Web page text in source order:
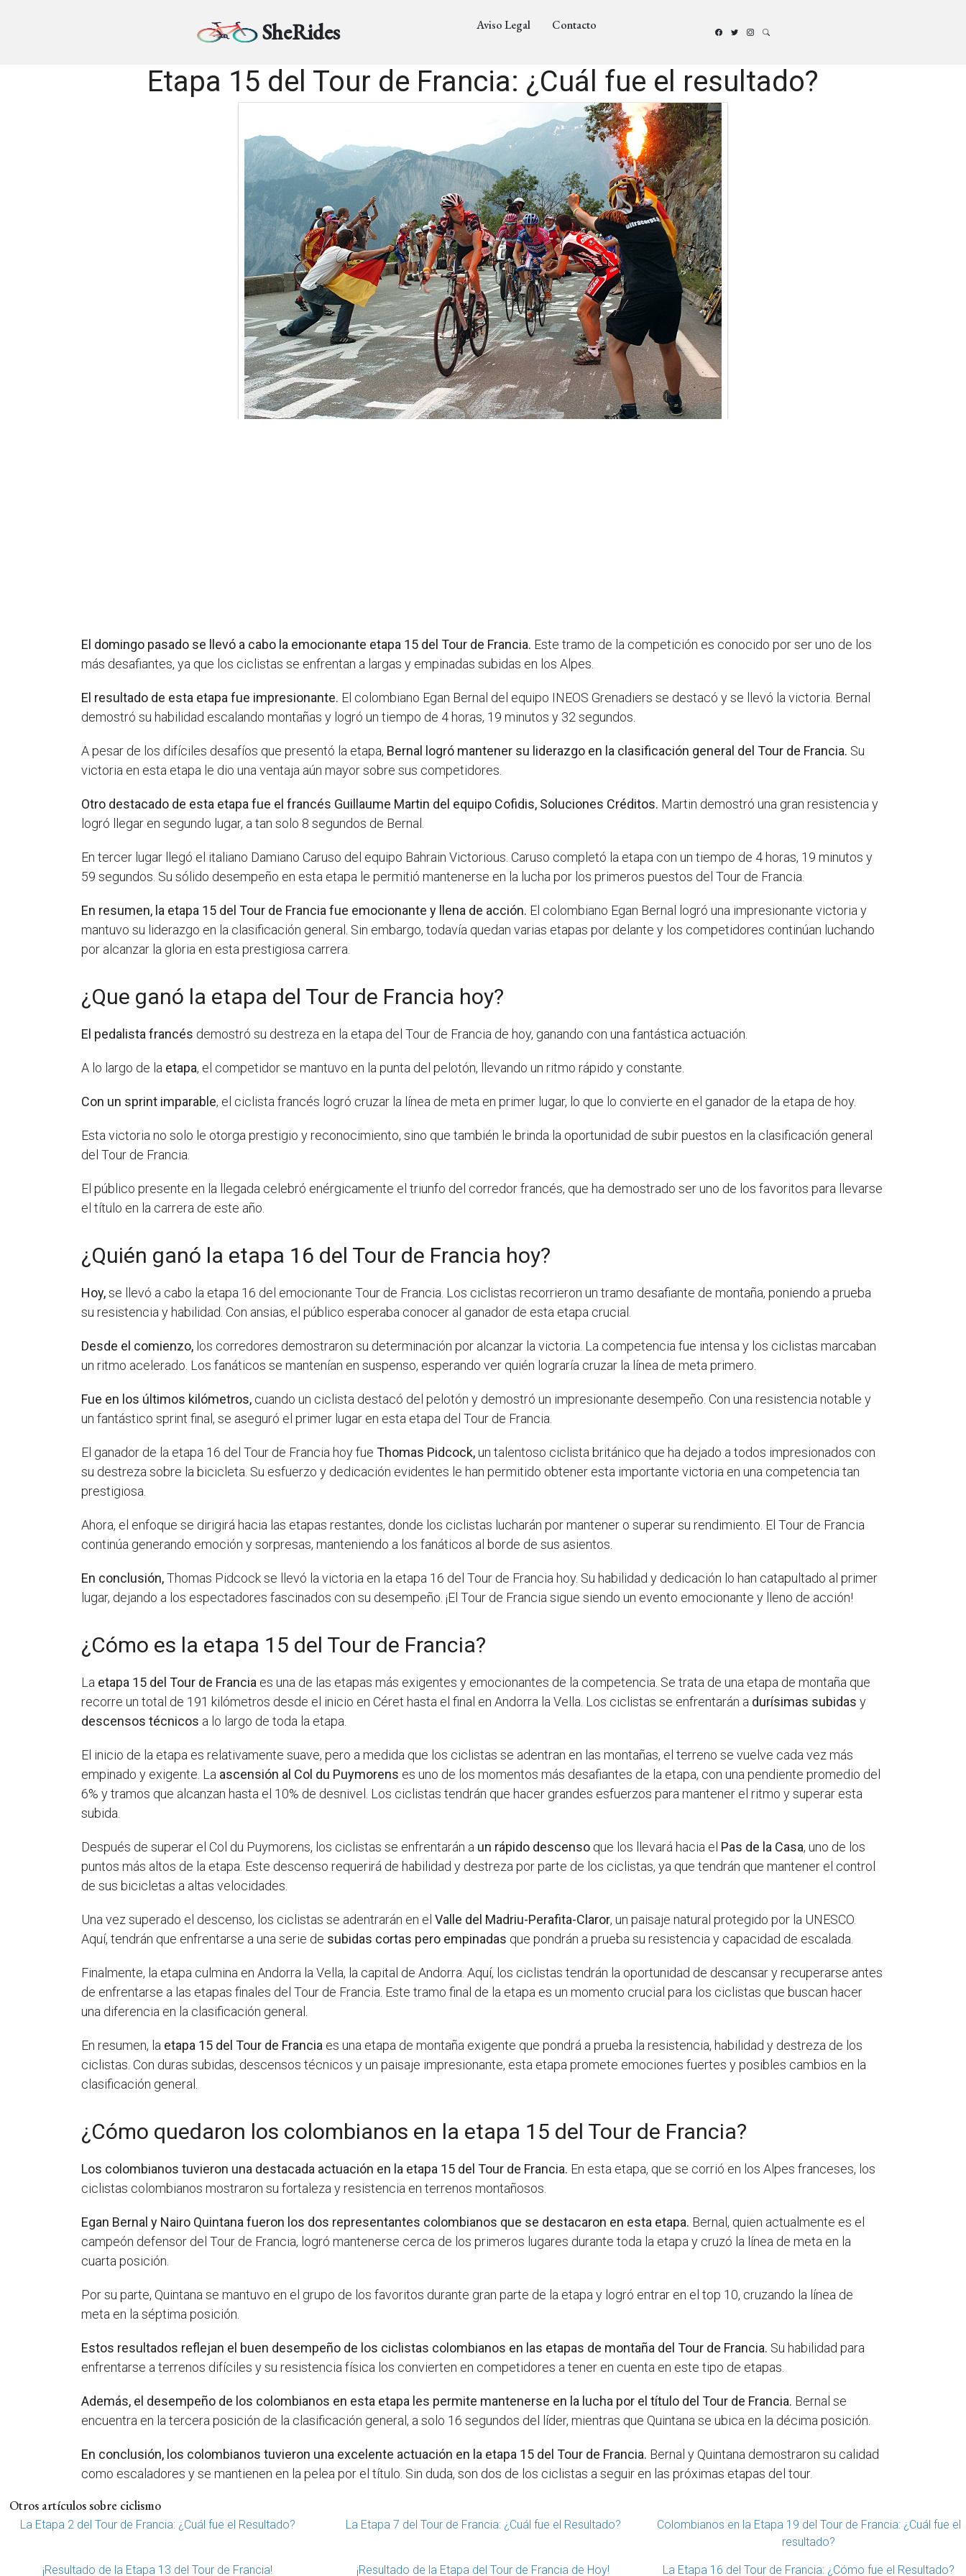
SheRides Aviso Legal Contacto
Etapa 15 del Tour de Francia: ¿Cuál fue el resultado?
El domingo pasado se llevó a cabo la emocionante etapa 15 del Tour de Francia. Este tramo de la competición es conocido por ser uno de los
más desafiantes, ya que los ciclistas se enfrentan a largas y empinadas subidas en los Alpes.
El resultado de esta etapa fue impresionante. El colombiano Egan Bernal del equipo INEOS Grenadiers se destacó y se llevó la victoria. Bernal
demostró su habilidad escalando montañas y logró un tiempo de 4 horas, 19 minutos y 32 segundos.
A pesar de los difíciles desafíos que presentó la etapa, Bernal logró mantener su liderazgo en la clasificación general del Tour de Francia. Su
victoria en esta etapa le dio una ventaja aún mayor sobre sus competidores.
Otro destacado de esta etapa fue el francés Guillaume Martin del equipo Cofidis, Soluciones Créditos. Martin demostró una gran resistencia y
logró llegar en segundo lugar, a tan solo 8 segundos de Bernal.
En tercer lugar llegó el italiano Damiano Caruso del equipo Bahrain Victorious. Caruso completó la etapa con un tiempo de 4 horas, 19 minutos y
59 segundos. Su sólido desempeño en esta etapa le permitió mantenerse en la lucha por los primeros puestos del Tour de Francia.
En resumen, la etapa 15 del Tour de Francia fue emocionante y llena de acción. El colombiano Egan Bernal logró una impresionante victoria y
mantuvo su liderazgo en la clasificación general. Sin embargo, todavía quedan varias etapas por delante y los competidores continúan luchando
por alcanzar la gloria en esta prestigiosa carrera.
¿Que ganó la etapa del Tour de Francia hoy?
El pedalista francés demostró su destreza en la etapa del Tour de Francia de hoy, ganando con una fantástica actuación.
A lo largo de la etapa, el competidor se mantuvo en la punta del pelotón, llevando un ritmo rápido y constante.
Con un sprint imparable, el ciclista francés logró cruzar la línea de meta en primer lugar, lo que lo convierte en el ganador de la etapa de hoy.
Esta victoria no solo le otorga prestigio y reconocimiento, sino que también le brinda la oportunidad de subir puestos en la clasificación general
del Tour de Francia.
El público presente en la llegada celebró enérgicamente el triunfo del corredor francés, que ha demostrado ser uno de los favoritos para llevarse
el título en la carrera de este año.
¿Quién ganó la etapa 16 del Tour de Francia hoy?
Hoy,se llevó a cabo la etapa 16 del emocionante Tour de Francia. Los ciclistas recorrieron un tramo desafiante de montaña, poniendo a prueba
su resistencia y habilidad. Con ansias, el público esperaba conocer al ganador de esta etapa crucial.
Desde el comienzo, los corredores demostraron su determinación por alcanzar la victoria. La competencia fue intensa y los ciclistas marcaban
un ritmo acelerado. Los fanáticos se mantenían en suspenso, esperando ver quién lograría cruzar la línea de meta primero.
Fue en los últimos kilómetros, cuando un ciclista destacó del pelotón y demostró un impresionante desempeño. Con una resistencia notable y
un fantástico sprint final, se aseguró el primer lugar en esta etapa del Tour de Francia.
El ganador de la etapa 16 del Tour de Francia hoy fue Thomas Pidcock,un talentoso ciclista británico que ha dejado a todos impresionados con
su destreza sobre la bicicleta. Su esfuerzo y dedicación evidentes le han permitido obtener esta importante victoria en una competencia tan
prestigiosa.
Ahora, el enfoque se dirigirá hacia las etapas restantes, donde los ciclistas lucharán por mantener o superar su rendimiento. El Tour de Francia
continúa generando emoción y sorpresas, manteniendo a los fanáticos al borde de sus asientos.
En conclusión,Thomas Pidcock se llevó la victoria en la etapa 16 del Tour de Francia hoy. Su habilidad y dedicación lo han catapultado al primer
lugar, dejando a los espectadores fascinados con su desempeño. ¡El Tour de Francia sigue siendo un evento emocionante y lleno de acción!
¿Cómo es la etapa 15 del Tour de Francia?
La etapa 15 del Tour de Francia es una de las etapas más exigentes y emocionantes de la competencia. Se trata de una etapa de montaña que
recorre un total de 191 kilómetros desde el inicio en Céret hasta el final en Andorra la Vella. Los ciclistas se enfrentarán a durísimas subidas y
descensos técnicos a lo largo de toda la etapa.
El inicio de la etapa es relativamente suave, pero a medida que los ciclistas se adentran en las montañas, el terreno se vuelve cada vez más
empinado y exigente. La ascensión al Col du Puymorens es uno de los momentos más desafiantes de la etapa, con una pendiente promedio del
6% y tramos que alcanzan hasta el 10% de desnivel. Los ciclistas tendrán que hacer grandes esfuerzos para mantener el ritmo y superar esta
subida.
Después de superar el Col du Puymorens, los ciclistas se enfrentarán a un rápido descenso que los llevará hacia el Pas de la Casa, uno de los
puntos más altos de la etapa. Este descenso requerirá de habilidad y destreza por parte de los ciclistas, ya que tendrán que mantener el control
de sus bicicletas a altas velocidades.
Una vez superado el descenso, los ciclistas se adentrarán en elValle del Madriu-Perafita-Claror, un paisaje natural protegido por la UNESCO.
Aquí, tendrán que enfrentarse a una serie de subidas cortas pero empinadas que pondrán a prueba su resistencia y capacidad de escalada.
Finalmente, la etapa culmina en Andorra la Vella, la capital de Andorra. Aquí, los ciclistas tendrán la oportunidad de descansar y recuperarse antes
de enfrentarse a las etapas finales del Tour de Francia. Este tramo final de la etapa es un momento crucial para los ciclistas que buscan hacer
una diferencia en la clasificación general.
En resumen, la etapa 15 del Tour de Francia es una etapa de montaña exigente que pondrá a prueba la resistencia, habilidad y destreza de los
ciclistas. Con duras subidas, descensos técnicos y un paisaje impresionante, esta etapa promete emociones fuertes y posibles cambios en la
clasificación general.
¿Cómo quedaron los colombianos en la etapa 15 del Tour de Francia?
Los colombianos tuvieron una destacada actuación en la etapa 15 del Tour de Francia. En esta etapa, que se corrió en los Alpes franceses, los
ciclistas colombianos mostraron su fortaleza y resistencia en terrenos montañosos.
Egan Bernal y Nairo Quintana fueron los dos representantes colombianos que se destacaron en esta etapa. Bernal, quien actualmente es el
campeón defensor del Tour de Francia, logró mantenerse cerca de los primeros lugares durante toda la etapa y cruzó la línea de meta en la
cuarta posición.
Por su parte, Quintana se mantuvo en el grupo de los favoritos durante gran parte de la etapa y logró entrar en el top 10, cruzando la línea de
meta en la séptima posición.
Estos resultados reflejan el buen desempeño de los ciclistas colombianos en las etapas de montaña del Tour de Francia. Su habilidad para
enfrentarse a terrenos difíciles y su resistencia física los convierten en competidores a tener en cuenta en este tipo de etapas.
Además, el desempeño de los colombianos en esta etapa les permite mantenerse en la lucha por el título del Tour de Francia. Bernal se
encuentra en la tercera posición de la clasificación general, a solo 16 segundos del líder, mientras que Quintana se ubica en la décima posición.
En conclusión, los colombianos tuvieron una excelente actuación en la etapa 15 del Tour de Francia. Bernal y Quintana demostraron su calidad
como escaladores y se mantienen en la pelea por el título. Sin duda, son dos de los ciclistas a seguir en las próximas etapas del tour.
Otros artículos sobre ciclismo
La Etapa 2 del Tour de Francia: ¿Cuál fue el Resultado? La Etapa 7 del Tour de Francia: ¿Cuál fue el Resultado?
Colombianos en la Etapa 19 del Tour de Francia: ¿Cuál fue el
resultado?
¡Resultado de la Etapa 13 del Tour de Francia! ¡Resultado de la Etapa del Tour de Francia de Hoy! La Etapa 16 del Tour de Francia: ¿Cómo fue el Resultado?